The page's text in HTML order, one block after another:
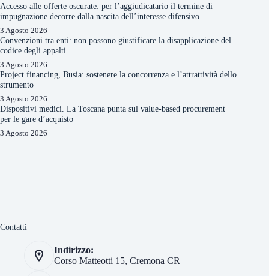
Accesso alle offerte oscurate: per l’aggiudicatario il termine di
impugnazione decorre dalla nascita dell’interesse difensivo
3 Agosto 2026
Convenzioni tra enti: non possono giustificare la disapplicazione del
codice degli appalti
3 Agosto 2026
Project financing, Busia: sostenere la concorrenza e l’attrattività dello
strumento
3 Agosto 2026
Dispositivi medici. La Toscana punta sul value-based procurement
per le gare d’acquisto
3 Agosto 2026
Contatti
Indirizzo:
Corso Matteotti 15, Cremona CR